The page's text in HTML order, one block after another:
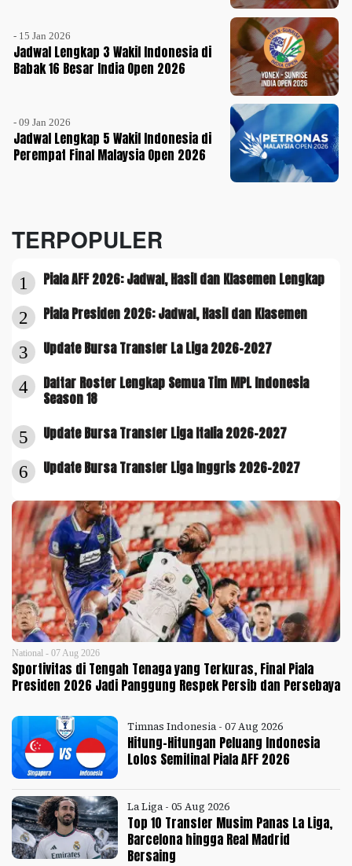
- 15 Jan 2026
Jadwal Lengkap 3 Wakil Indonesia di
Babak 16 Besar India Open 2026
- 09 Jan 2026
Jadwal Lengkap 5 Wakil Indonesia di
Perempat Final Malaysia Open 2026
TERPOPULER
1 Piala AFF 2026: Jadwal, Hasil dan Klasemen Lengkap
2 Piala Presiden 2026: Jadwal, Hasil dan Klasemen
3 Update Bursa Transfer La Liga 2026-2027
4
Daftar Roster Lengkap Semua Tim MPL Indonesia
Season 18
5 Update Bursa Transfer Liga Italia 2026-2027
6 Update Bursa Transfer Liga Inggris 2026-2027
National - 07 Aug 2026
Sportivitas di Tengah Tenaga yang Terkuras, Final Piala
Presiden 2026 Jadi Panggung Respek Persib dan Persebaya
Timnas Indonesia - 07 Aug 2026
Hitung-Hitungan Peluang Indonesia
Lolos Semifinal Piala AFF 2026
La Liga - 05 Aug 2026
Top 10 Transfer Musim Panas La Liga,
Barcelona hingga Real Madrid
Bersaing